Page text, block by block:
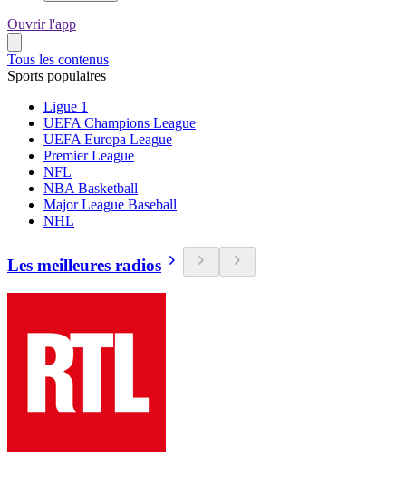
Ouvrir l'app
Tous les contenus
Sports populaires
Ligue 1
UEFA Champions League
UEFA Europa League
Premier League
NFL
NBA Basketball
Major League Baseball
NHL
Les meilleures radios